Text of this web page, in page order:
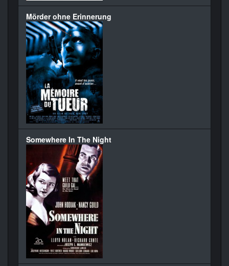
Mörder ohne Erinnerung
Somewhere In The Night